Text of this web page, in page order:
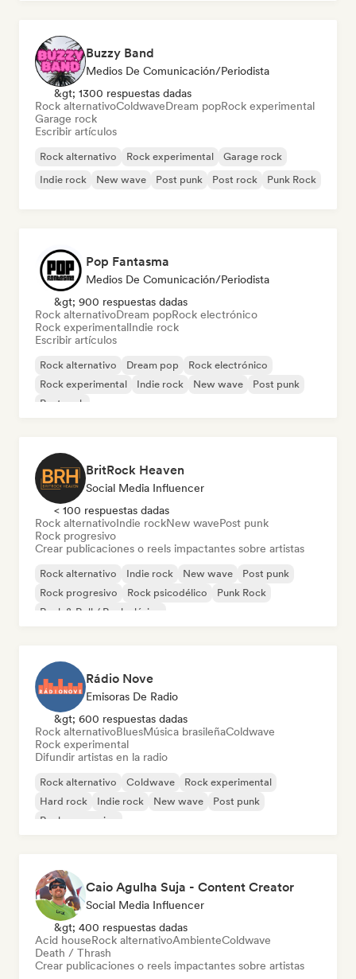
Buzzy Band
Medios De Comunicación/Periodista
&gt; 1300 respuestas dadas
Rock alternativoColdwaveDream popRock experimental
Garage rock
Escribir artículos
Rock alternativo Rock experimental
Garage rock
Indie rock
New wave Post punk Post rock Punk Rock
Pop Fantasma
Medios De Comunicación/Periodista
&gt; 900 respuestas dadas
Rock alternativoDream popRock electrónico
Rock experimentalIndie rock
Escribir artículos
Rock alternativo Dream pop
Rock electrónico
Rock experimental
Indie rock New wave
Post punk
Post rock
BritRock Heaven
Social Media Influencer
< 100 respuestas dadas
Rock alternativoIndie rockNew wavePost punk
Rock progresivo
Crear publicaciones o reels impactantes sobre artistas
Rock alternativo Indie rock New wave
Post punk
Rock progresivo
Rock psicodélico
Punk Rock
Rock & Roll / Rock clásico
Rádio Nove
Emisoras De Radio
&gt; 600 respuestas dadas
Rock alternativoBluesMúsica brasileñaColdwave
Rock experimental
Difundir artistas en la radio
Rock alternativo Coldwave
Rock experimental
Hard rock
Indie rock New wave
Post punk
Rock progresivo
Caio Agulha Suja - Content Creator
Social Media Influencer
&gt; 400 respuestas dadas
Acid houseRock alternativoAmbienteColdwave
Death / Thrash
Crear publicaciones o reels impactantes sobre artistas